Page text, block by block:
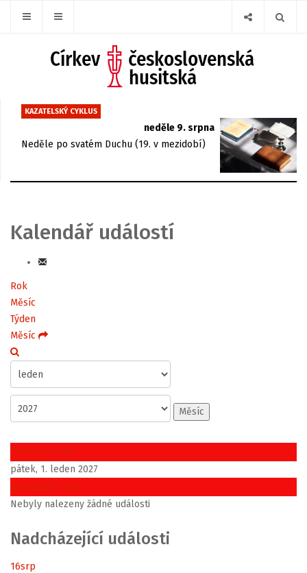
KAZATELSKÝ CYKLUS
neděle 9. srpna
Neděle po svatém Duchu (19. v mezidobí)
Kalendář událostí
Rok
Měsíc
Týden
Měsíc
Měsíc
Předchozí den
pátek, 1. leden 2027
Následující den
Nebyly nalezeny žádné události
Nadcházející události
16srp